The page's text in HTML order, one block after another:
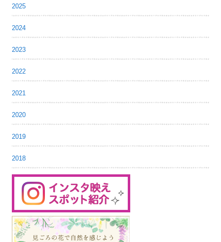
2025
2024
2023
2022
2021
2020
2019
2018